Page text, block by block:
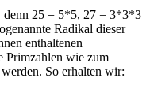
denn 25 = 5*5, 27 = 3*3*3
Radikal dieser
enthaltenen
Primzahlen wie zum
So erhalten wir: